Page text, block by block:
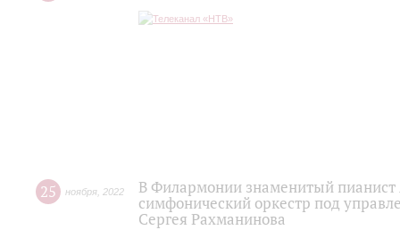
25 ноября 2022
В Филармонии знаменитый
симфонический оркестр под
Сергея Рахманинова